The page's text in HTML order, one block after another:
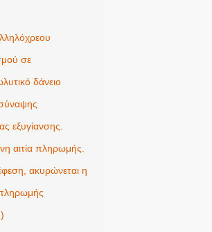
σε
δάνειο
εξυγίανσης.
αιτία πληρωμής.
ακυρώνεται η